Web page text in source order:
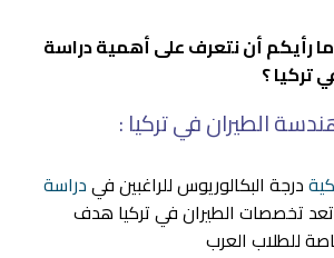
رأيكم أن نتعرف على أهمية دراسة
تركيا ؟
الطيران في تركيا :
درجة البكالوريوس للراغبين فيدراسة
تخصصات الطيران في تركيا هدف
للطلاب العرب